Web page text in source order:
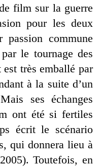
film sur la guerre
pour les deux
passion commune
le tournage des
très emballé par
à la suite d’un
ses échanges
ont été si fertiles
écrit le scénario
qui donnera lieu à
Toutefois, en